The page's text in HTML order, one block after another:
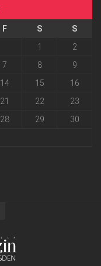
F S
S
1
2
7 8
9
14 15
16
21 22
23
28 29
30